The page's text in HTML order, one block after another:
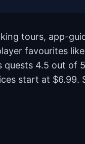
tours, app-
favourites
quests 4.5 out of
start at $6.99.